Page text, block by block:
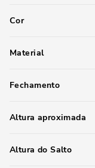
Cor
Material
Fechamento
Altura aproximada
Altura do Salto